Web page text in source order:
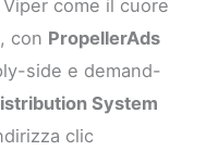
come il cuore
con PropellerAds
side e demand-
System
clic